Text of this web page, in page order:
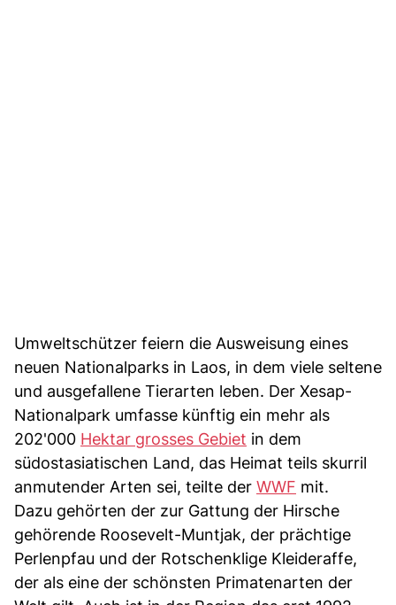
Umweltschützer feiern die Ausweisung eines
neuen Nationalparks in Laos, in dem viele seltene
und ausgefallene Tierarten leben. Der Xesap-
Nationalpark umfasse künftig ein mehr als
202'000 Hektar grosses Gebiet in dem
südostasiatischen Land, das Heimat teils skurril
anmutender Arten sei, teilte der WWF mit.
Dazu gehörten der zur Gattung der Hirsche
gehörende Roosevelt-Muntjak, der prächtige
Perlenpfau und der Rotschenklige Kleideraffe,
der als eine der schönsten Primatenarten der